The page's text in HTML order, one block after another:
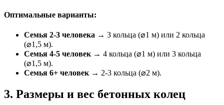
Оптимальные варианты:
Семья 2-3 человека → 3 кольца (⌀1 м) или 2 кольца
(⌀1,5 м).
Семья 4-5 человек→ 4 кольца (⌀1 м) или 3 кольца
(⌀1,5 м).
Семья 6+ человек→ 2-3 кольца (⌀2 м).
3. Размеры и вес бетонных колец